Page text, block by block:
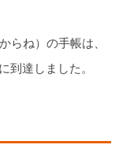
らね）の手帳は、
到達しました。